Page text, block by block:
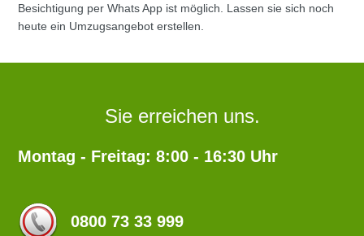
Besichtigung per Whats App ist möglich. Lassen sie sich noch
heute ein Umzugsangebot erstellen.
Sie erreichen uns.
Montag - Freitag: 8:00 - 16:30 Uhr
0800 73 33 999